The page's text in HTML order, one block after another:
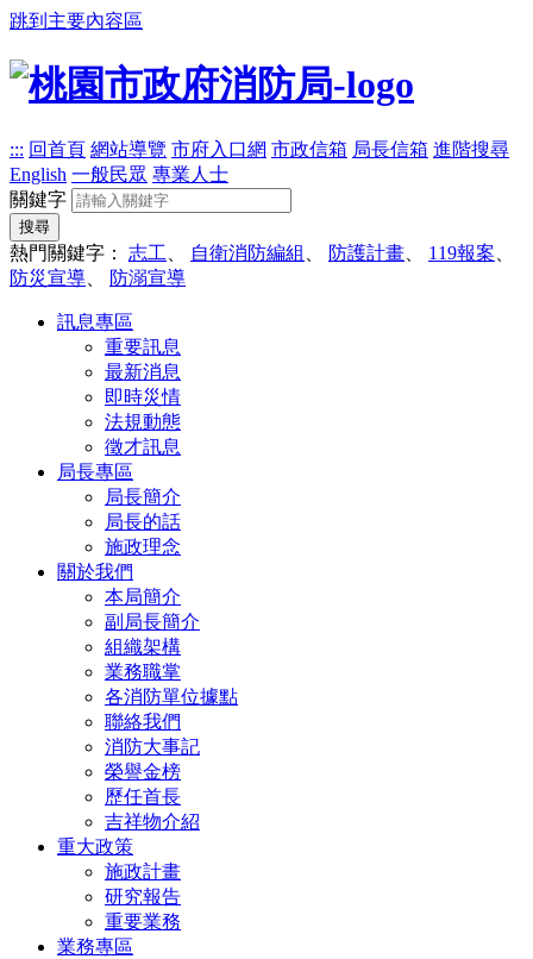
跳到主要內容區
::: 回首頁 網站導覽 市府入口網 市政信箱 局長信箱 進階搜尋
English 一般民眾 專業人士
關鍵字
搜尋
熱門關鍵字： 志工 自衛消防編組 防護計畫 119報案
防災宣導
防溺宣導
訊息專區
重要訊息
最新消息
即時災情
法規動態
徵才訊息
局長專區
局長簡介
局長的話
施政理念
關於我們
本局簡介
副局長簡介
組織架構
業務職掌
各消防單位據點
聯絡我們
消防大事記
榮譽金榜
歷任首長
吉祥物介紹
重大政策
施政計畫
研究報告
重要業務
業務專區